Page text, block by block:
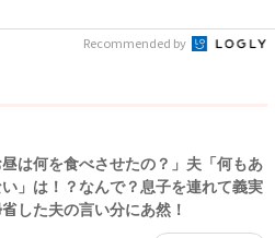
Recommended by
は何を食べさせたの？」夫「何もあ
」は！？なんで？息子を連れて義実
した夫の言い分にあ然！